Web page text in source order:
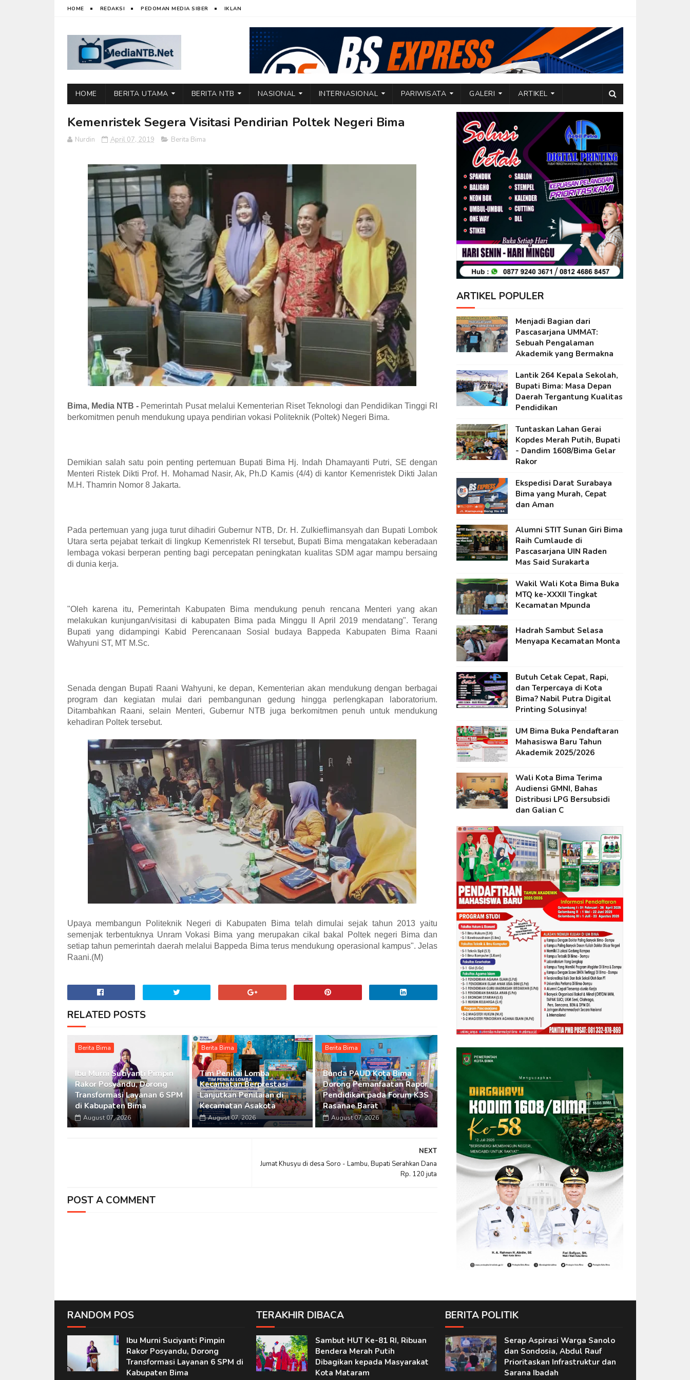
HOME REDAKSI PEDOMAN MEDIA SIBER IKLAN
HOME BERITA UTAMA BERITA NTB NASIONAL INTERNASIONAL PARIWISATA GALERI ARTIKEL
Kemenristek Segera Visitasi Pendirian Poltek Negeri Bima
Nurdin April 07, 2019 Berita Bima
Bima, Media NTB - Pemerintah Pusat melalui Kementerian Riset Teknologi dan Pendidikan Tinggi RI
berkomitmen penuh mendukung upaya pendirian vokasi Politeknik (Poltek) Negeri Bima.
Demikian salah satu poin penting pertemuan Bupati Bima Hj. Indah Dhamayanti Putri, SE dengan
Menteri Ristek Dikti Prof. H. Mohamad Nasir, Ak, Ph.D Kamis (4/4) di kantor Kemenristek Dikti Jalan
M.H. Thamrin Nomor 8 Jakarta.
Pada pertemuan yang juga turut dihadiri Gubernur NTB, Dr. H. Zulkieflimansyah dan Bupati Lombok
Utara serta pejabat terkait di lingkup Kemenristek RI tersebut, Bupati Bima mengatakan keberadaan
lembaga vokasi berperan penting bagi percepatan peningkatan kualitas SDM agar mampu bersaing
di dunia kerja.
"Oleh karena itu, Pemerintah Kabupaten Bima mendukung penuh rencana Menteri yang akan
melakukan kunjungan/visitasi di kabupaten Bima pada Minggu II April 2019 mendatang". Terang
Bupati yang didampingi Kabid Perencanaan Sosial budaya Bappeda Kabupaten Bima Raani
Wahyuni ST, MT M.Sc.
Senada dengan Bupati Raani Wahyuni, ke depan, Kementerian akan mendukung dengan berbagai
program dan kegiatan mulai dari pembangunan gedung hingga perlengkapan laboratorium.
Ditambahkan Raani, selain Menteri, Gubernur NTB juga berkomitmen penuh untuk mendukung
kehadiran Poltek tersebut.
Upaya membangun Politeknik Negeri di Kabupaten Bima telah dimulai sejak tahun 2013 yaitu
semenjak terbentuknya Unram Vokasi Bima yang merupakan cikal bakal Poltek negeri Bima dan
setiap tahun pemerintah daerah melalui Bappeda Bima terus mendukung operasional kampus". Jelas
Raani.(M)
RELATED POSTS
Berita Bima
Ibu Murni Suciyanti Pimpin
Rakor Posyandu, Dorong
Transformasi Layanan 6 SPM
di Kabupaten Bima
August 07, 2026
Berita Bima
Tim Penilai Lomba
Kecamatan Berprestasi
Lanjutkan Penilaian di
Kecamatan Asakota
August 07, 2026
Berita Bima
Bunda PAUD Kota Bima
Dorong Pemanfaatan Rapor
Pendidikan pada Forum K3S
Rasanae Barat
August 07, 2026
NEXT
Jumat Khusyu di desa Soro - Lambu, Bupati Serahkan Dana
Rp. 120 juta
POST A COMMENT
ARTIKEL POPULER
Menjadi Bagian dari
Pascasarjana UMMAT:
Sebuah Pengalaman
Akademik yang Bermakna
Lantik 264 Kepala Sekolah,
Bupati Bima: Masa Depan
Daerah Tergantung Kualitas
Pendidikan
Tuntaskan Lahan Gerai
Kopdes Merah Putih, Bupati
- Dandim 1608/Bima Gelar
Rakor
Ekspedisi Darat Surabaya
Bima yang Murah, Cepat
dan Aman
Alumni STIT Sunan Giri Bima
Raih Cumlaude di
Pascasarjana UIN Raden
Mas Said Surakarta
Wakil Wali Kota Bima Buka
MTQ ke-XXXII Tingkat
Kecamatan Mpunda
Hadrah Sambut Selasa
Menyapa Kecamatan Monta
Butuh Cetak Cepat, Rapi,
dan Terpercaya di Kota
Bima? Nabil Putra Digital
Printing Solusinya!
UM Bima Buka Pendaftaran
Mahasiswa Baru Tahun
Akademik 2025/2026
Wali Kota Bima Terima
Audiensi GMNI, Bahas
Distribusi LPG Bersubsidi
dan Galian C
RANDOM POS
Ibu Murni Suciyanti Pimpin
Rakor Posyandu, Dorong
Transformasi Layanan 6 SPM di
Kabupaten Bima
TERAKHIR DIBACA
Sambut HUT Ke-81 RI, Ribuan
Bendera Merah Putih
Dibagikan kepada Masyarakat
Kota Mataram
BERITA POLITIK
Serap Aspirasi Warga Sanolo
dan Sondosia, Abdul Rauf
Prioritaskan Infrastruktur dan
Sarana Ibadah